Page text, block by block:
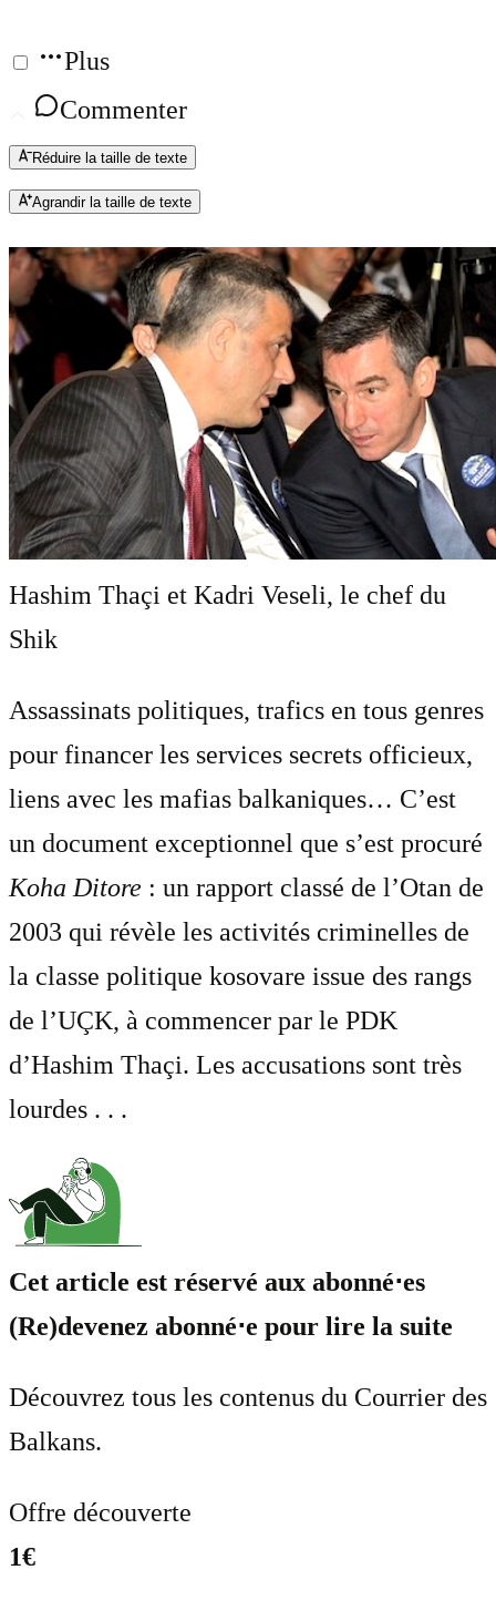
Plus
Commenter
Réduire la taille de texte
Agrandir la taille de texte
Hashim Thaçi et Kadri Veseli, le chef du
Shik
Assassinats politiques, trafics en tous genres
pour financer les services secrets officieux,
liens avec les mafias balkaniques… C’est
un document exceptionnel que s’est procuré
Koha Ditore : un rapport classé de l’Otan de
2003 qui révèle les activités criminelles de
la classe politique kosovare issue des rangs
de l’UÇK, à commencer par le PDK
d’Hashim Thaçi. Les accusations sont très
lourdes . . .
Cet article est réservé aux abonné⋅es
(Re)devenez abonné⋅e pour lire la suite
Découvrez tous les contenus du Courrier des
Balkans.
Offre découverte
1€